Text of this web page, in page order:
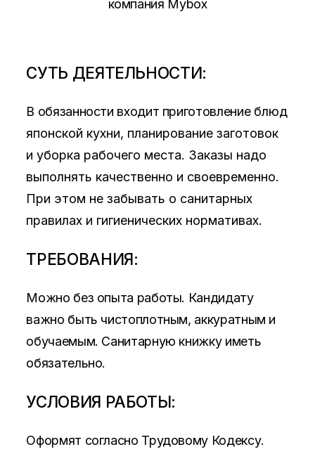
компания Mybox
СУТЬ ДЕЯТЕЛЬНОСТИ:
В обязанности входит приготовление блюд
японской кухни, планирование заготовок
и уборка рабочего места. Заказы надо
выполнять качественно и своевременно.
При этом не забывать о санитарных
правилах и гигиенических нормативах.
ТРЕБОВАНИЯ:
Можно без опыта работы. Кандидату
важно быть чистоплотным, аккуратным и
обучаемым. Санитарную книжку иметь
обязательно.
УСЛОВИЯ РАБОТЫ:
Оформят согласно Трудовому Кодексу.